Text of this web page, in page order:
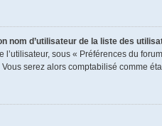
nom d’utilisateur de la liste des
l’utilisateur, sous « Préférences du
serez alors comptabilisé comme